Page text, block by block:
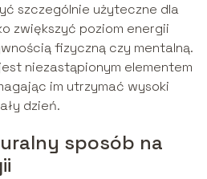
szczególnie użyteczne dla
zwiększyć poziom energii
fizyczną czy mentalną.
niezastąpionym elementem
im utrzymać wysoki
dzień.
sposób na